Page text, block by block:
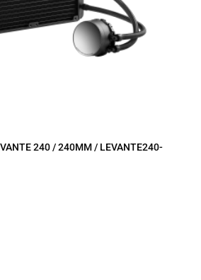
240 / 240MM / LEVANTE240-